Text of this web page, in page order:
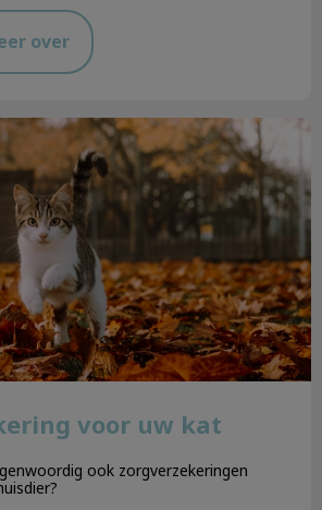
over
uw kat
voor uw kat
ook zorgverzekeringen